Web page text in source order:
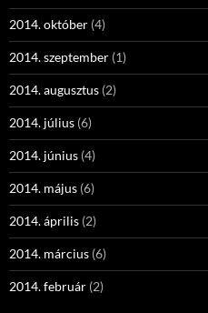
2014. október (4)
2014. szeptember (1)
2014. augusztus (2)
2014. július (6)
2014. június (4)
2014. május (6)
2014. április (2)
2014. március (6)
2014. február (2)